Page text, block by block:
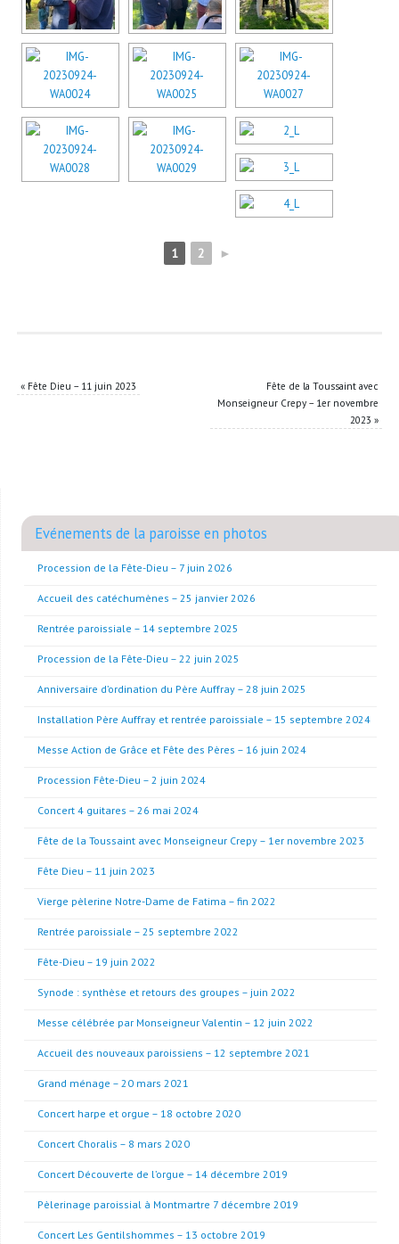
1 2 ►
«Fête Dieu – 11 juin 2023
Fête de la Toussaint avec
Monseigneur Crepy – 1er novembre
2023»
Evénements de la paroisse en photos
Procession de la Fête-Dieu – 7 juin 2026
Accueil des catéchumènes – 25 janvier 2026
Rentrée paroissiale – 14 septembre 2025
Procession de la Fête-Dieu – 22 juin 2025
Anniversaire d’ordination du Père Auffray – 28 juin 2025
Installation Père Auffray et rentrée paroissiale – 15 septembre 2024
Messe Action de Grâce et Fête des Pères – 16 juin 2024
Procession Fête-Dieu – 2 juin 2024
Concert 4 guitares – 26 mai 2024
Fête de la Toussaint avec Monseigneur Crepy – 1er novembre 2023
Fête Dieu – 11 juin 2023
Vierge pèlerine Notre-Dame de Fatima – fin 2022
Rentrée paroissiale – 25 septembre 2022
Fête-Dieu – 19 juin 2022
Synode : synthèse et retours des groupes – juin 2022
Messe célébrée par Monseigneur Valentin – 12 juin 2022
Accueil des nouveaux paroissiens – 12 septembre 2021
Grand ménage – 20 mars 2021
Concert harpe et orgue – 18 octobre 2020
Concert Choralis – 8 mars 2020
Concert Découverte de l’orgue – 14 décembre 2019
Pèlerinage paroissial à Montmartre 7 décembre 2019
Concert Les Gentilshommes – 13 octobre 2019